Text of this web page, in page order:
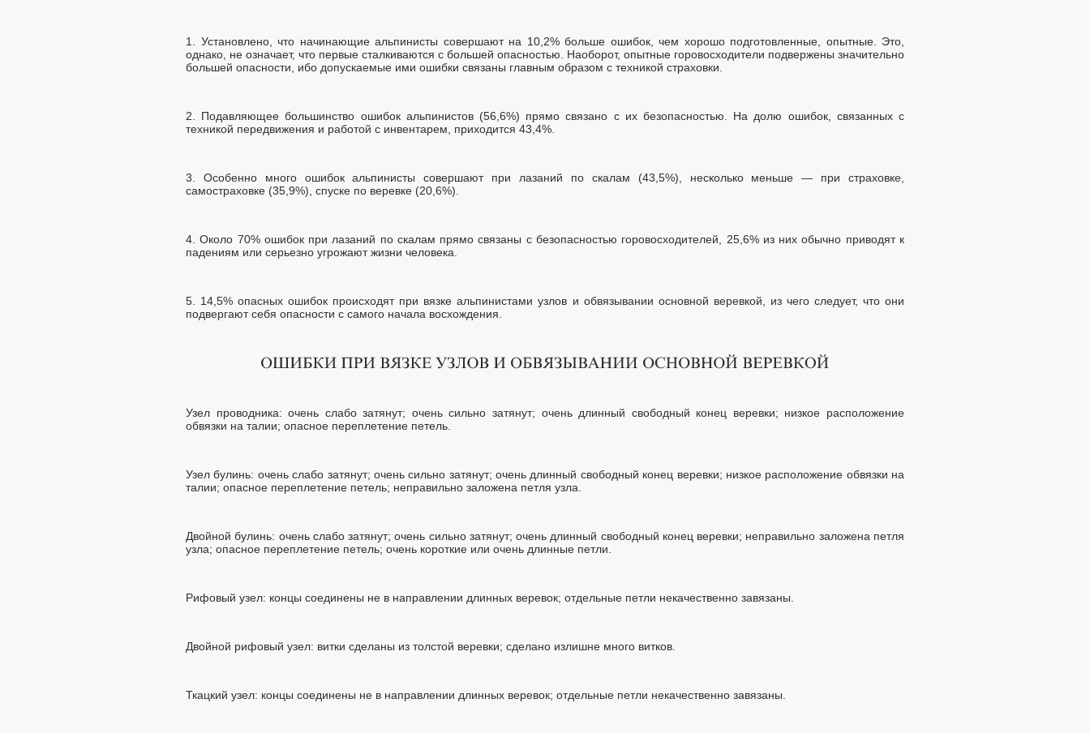
1. Установлено, что начинающие альпинисты совершают на 10,2% больше ошибок, чем хорошо подготовленные, опытные. Это,
однако, не означает, что первые сталкиваются с большей опасностью. Наоборот, опытные горовосходители подвержены значительно
большей опасности, ибо допускаемые ими ошибки связаны главным образом с техникой страховки.
2. Подавляющее большинство ошибок альпинистов (56,6%) прямо связано с их безопасностью. На долю ошибок, связанных с
техникой передвижения и работой с инвентарем, приходится 43,4%.
3. Особенно много ошибок альпинисты совершают при лазаний по скалам (43,5%), несколько меньше — при страховке,
самостраховке (35,9%), спуске по веревке (20,6%).
4. Около 70% ошибок при лазаний по скалам прямо связаны с безопасностью горовосходителей, 25,6% из них обычно приводят к
падениям или серьезно угрожают жизни человека.
5. 14,5% опасных ошибок происходят при вязке альпинистами узлов и обвязывании основной веревкой, из чего следует, что они
подвергают себя опасности с самого начала восхождения.
Узел проводника: очень слабо затянут; очень сильно затянут; очень длинный свободный конец веревки; низкое расположение
обвязки на талии; опасное переплетение петель.
Узел булинь: очень слабо затянут; очень сильно затянут; очень длинный свободный конец веревки; низкое расположение обвязки на
талии; опасное переплетение петель; неправильно заложена петля узла.
Двойной булинь: очень слабо затянут; очень сильно затянут; очень длинный свободный конец веревки; неправильно заложена петля
узла; опасное переплетение петель; очень короткие или очень длинные петли.
Рифовый узел: концы соединены не в направлении длинных веревок; отдельные петли некачественно завязаны.
Двойной рифовый узел: витки сделаны из толстой веревки; сделано излишне много витков.
Ткацкий узел: концы соединены не в направлении длинных веревок; отдельные петли некачественно завязаны.